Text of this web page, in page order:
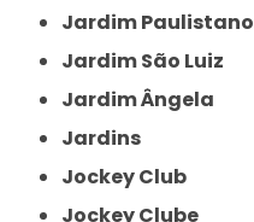
Jardim Paulistano
Jardim São Luiz
Jardim Ângela
Jardins
Jockey Club
Jockey Clube